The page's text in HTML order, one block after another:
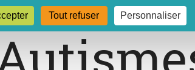
03 80 29 54 19
Tout refuser Personnaliser